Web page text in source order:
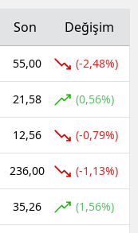
Son Değişim
55,00 (-2,48%)
21,58 (0,56%)
12,56 (-0,79%)
236,00 (-1,13%)
35,26 (1,56%)